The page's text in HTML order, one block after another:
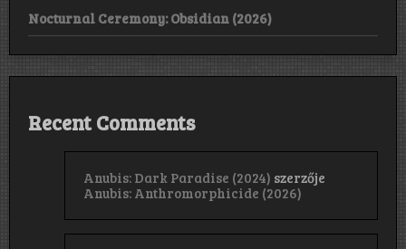
Nocturnal Ceremony: Obsidian (2026)
Recent Comments
Anubis: Dark Paradise (2024) szerzője
Anubis: Anthromorphicide (2026)